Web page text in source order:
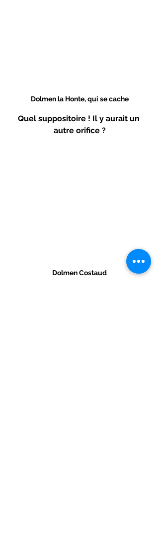
Dolmen la Honte, qui se cache
Quel suppositoire ! Il y aurait un
autre orifice ?
Dolmen Costaud